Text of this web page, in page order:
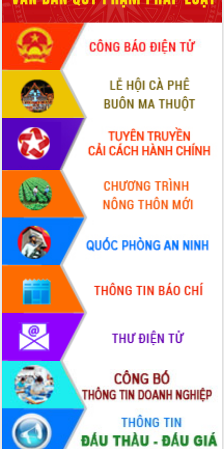
sầu riêng tại Đắk Lắk
Trình diễn nghệ thuật chế biến các
món ăn từ sầu riêng
Đắk Lắk công bố Quy hoạch và xúc
tiến đầu tư tỉnh
Ngành cá ngừ Đắk Lắk chủ động thích
ứng để giữ vững thị trường xuất khẩu
Diễn đàn Kinh tế tư nhân Việt Nam đột
phá cơ chế - Hợp tác công tư
Đề án 06 tạo bước ngoặt đột phá trong
cải cách hành chính tỉnh Đắk Lắk
Kết nối tour, đẩy mạnh chuyển đổi số
để phát triển du lịch Đắk Lắk
Khởi động Dự án Đầu tư xây dựng hạ
tầng kỹ thuật Cụm công nghiệp Tân
Tiến
Gặp mặt các cơ quan báo chí nhân Kỷ
niệm 101 năm Ngày Báo chí Cách
mạng Việt Nam
Đắk Lắk sơ kết 4 năm triển khai thực
hiện Đề án 06 của Chính phủ
Họp báo thông tin về Hội nghị Công bố
Quy hoạch và Xúc tiến đầu tư tỉnh Đắk
Khơi thông điểm nghẽn, đẩy nhanh
giải ngân vốn khắc phục thiên tai
HĐND tỉnh thông qua điều chỉnh Quy
hoạch tỉnh thời kỳ 2021-2030
Hội thảo góp ý hồ sơ điều chỉnh quy
hoạch tỉnh Đắk Lắk thời kỳ 2021-2030,
tầm nhìn đến năm 2050
Nâng cao hiệu quả hoạt động của các
doanh nghiệp nhà nước
Hội nghị triển khai kết nối mạng
truyền số liệu chuyên dùng phục vụ cơ
quan Đảng, Nhà nước
Lễ phát động chuỗi hoạt động chung
tay làm sạch môi trường
Xã Ea Kar bước chuyển mình trong
công tác cải cách hành chính mô hình
mới